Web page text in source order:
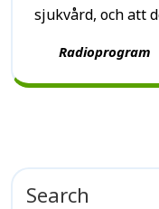
sjukvård, och att
Radioprogram
Search